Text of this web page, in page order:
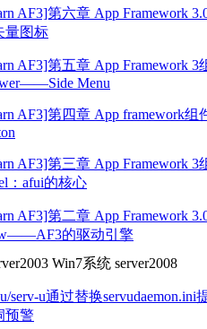
AF3]第六章 App Framework
量图标
AF3]第五章 App Framework 3
Menu
AF3]第四章 App framework组
AF3]第三章 App Framework 3
：afui的核心
AF3]第二章 App Framework
的驱动引擎
企业管理软件定制
管理 域名注册 企业邮箱
Win7系统 server2008
serv-u通过替换servudaemon.ini
预警